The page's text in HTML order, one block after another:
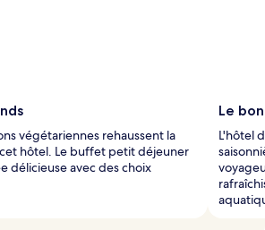
végétariennes rehaussent la
hôtel. Le buffet petit déjeuner
délicieuse avec des choix
Le
L'hôtel